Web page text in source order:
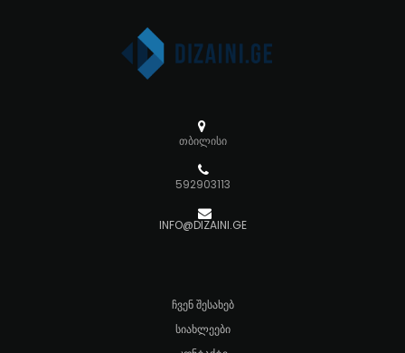
თბილისი
592903113
INFO@DIZAINI.GE
ᲩᲕᲔᲜ ᲨᲔᲡᲐᲮᲔᲑ
ᲡᲘᲐᲮᲚᲔᲔᲑᲘ